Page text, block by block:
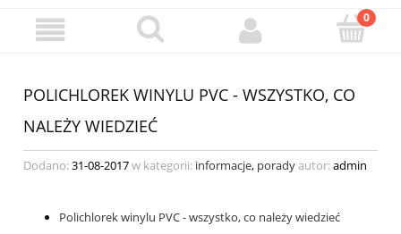
POLICHLOREK WINYLU PVC - WSZYSTKO, CO
NALEŻY WIEDZIEĆ
Dodano:31-08-2017w kategorii: informacje, poradyautor:admin
Polichlorek winylu PVC - wszystko, co należy wiedzieć